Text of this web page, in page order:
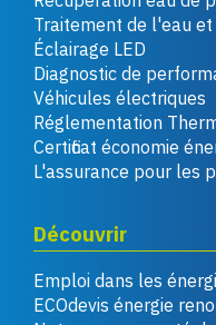
Traitement de l'eau
Éclairage LED
Diagnostic de
Véhicules électriques
Réglementation
Certificat économie
L'assurance pour les
Découvrir
Emploi dans les
ECOdevis énergie